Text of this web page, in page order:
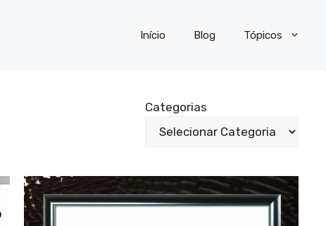
Início Blog Tópicos
Categorias